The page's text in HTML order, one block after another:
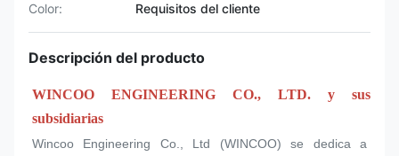
Color:
Requisitos del cliente
Descripción del producto
WINCOO ENGINEERING CO., LTD. y sus
subsidiarias
Wincoo Engineering Co., Ltd (WINCOO) se dedica a